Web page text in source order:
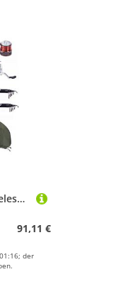
Zite Angelrutentasche 2 Teleskopruten & Angelrollen Set mit Rutentasche
91,11 €
der